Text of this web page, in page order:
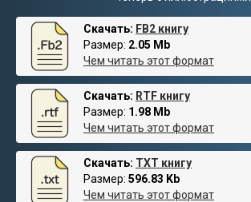
Скачать: FB2 книгу
Размер: 2.05 Mb
Чем читать этот формат
Скачать: RTF книгу
Размер: 1.98 Mb
Чем читать этот формат
Скачать: TXT книгу
Размер: 596.83 Kb
Чем читать этот формат